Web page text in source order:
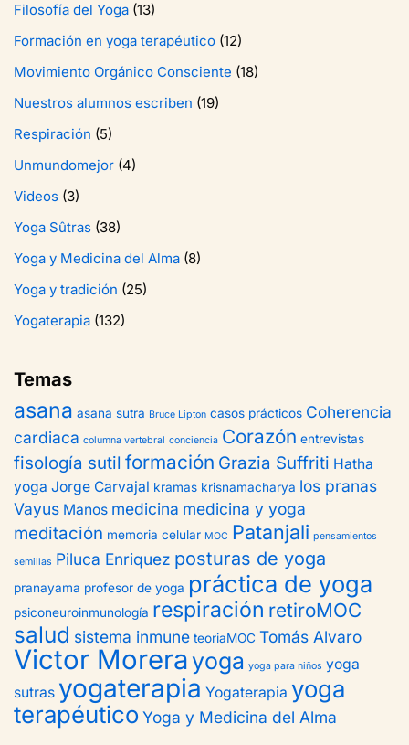
Filosofía del Yoga (13)
Formación en yoga terapéutico (12)
Movimiento Orgánico Consciente (18)
Nuestros alumnos escriben (19)
Respiración (5)
Unmundomejor (4)
Videos (3)
Yoga Sûtras (38)
Yoga y Medicina del Alma (8)
Yoga y tradición (25)
Yogaterapia (132)
Temas
asana asana sutra Bruce Lipton casos prácticos Coherencia
cardiaca columna vertebral conciencia Corazón entrevistas
fisología sutil formación Grazia Suffriti Hatha
yoga Jorge Carvajal kramas krisnamacharya los pranas
Vayus Manos medicina medicina y yoga
meditación memoria celular MOC Patanjali pensamientos
semillas Piluca Enriquez posturas de yoga
pranayama profesor de yoga práctica de yoga
psiconeuroinmunología respiración retiroMOC
salud sistema inmune teoriaMOC Tomás Alvaro
Victor Morerayoga yoga para niños yoga
sutras yogaterapia Yogaterapia yoga
terapéuticoYoga y Medicina del Alma